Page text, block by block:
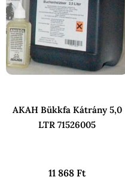
AKAH Bükkfa Kátrány 5,0
LTR 71526005
11 868 Ft